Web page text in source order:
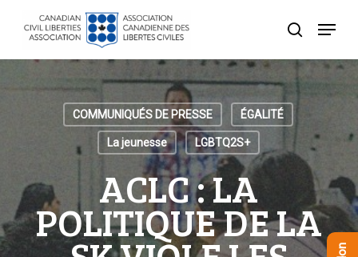
recherche
Menu
COMMUNIQUÉS DE PRESSE ÉGALITÉ
La jeunesse LGBTQ2S+
ACLC : LA
POLITIQUE DE LA
Menu